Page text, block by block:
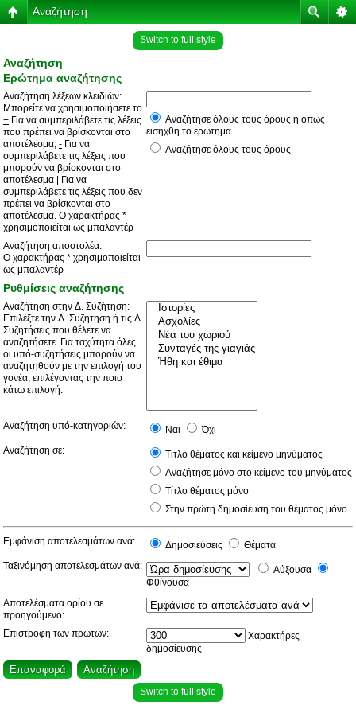
Αναζήτηση
Switch to full style
Αναζήτηση
Ερώτημα αναζήτησης
Αναζήτηση λέξεων κλειδιών:
Μπορείτε να χρησιμοποιήσετε το
+ Για να συμπεριλάβετε τις λέξεις
που πρέπει να βρίσκονται στο
αποτέλεσμα, - Για να
συμπεριλάβετε τις λέξεις που
μπορούν να βρίσκονται στο
αποτέλεσμα
Για να
συμπεριλάβετε τις λέξεις που δεν
πρέπει να βρίσκονται στο
αποτέλεσμα. Ο χαρακτήρας *
χρησιμοποιείται ως μπαλαντέρ
Αναζήτησε όλους τους όρους ή όπως
εισήχθη το ερώτημα
Αναζήτησε όλους τους όρους
Αναζήτηση αποστολέα:
Ο χαρακτήρας * χρησιμοποιείται
ως μπαλαντέρ
Ρυθμίσεις αναζήτησης
Αναζήτηση στην Δ. Συζήτηση:
Επιλέξτε την Δ. Συζήτηση ή τις Δ.
Συζητήσεις που θέλετε να
αναζητήσετε. Για ταχύτητα όλες
οι υπό-συζητήσεις μπορούν να
αναζητηθούν με την επιλογή του
γονέα, επιλέγοντας την ποιο
κάτω επιλογή.
Αναζήτηση υπό-κατηγοριών: Ναι
Όχι
Αναζήτηση σε:
Τίτλο θέματος και κείμενο μηνύματος
Αναζήτησε μόνο στο κείμενο του μηνύματος
Τίτλο θέματος μόνο
Στην πρώτη δημοσίευση του θέματος μόνο
Εμφάνιση αποτελεσμάτων ανά: Δημοσιεύσεις
Θέματα
Ταξινόμηση αποτελεσμάτων ανά:
Αύξουσα
Φθίνουσα
Αποτελέσματα ορίου σε
προηγούμενο:
Επιστροφή των πρώτων:
Χαρακτήρες
δημοσίευσης
Switch to full style